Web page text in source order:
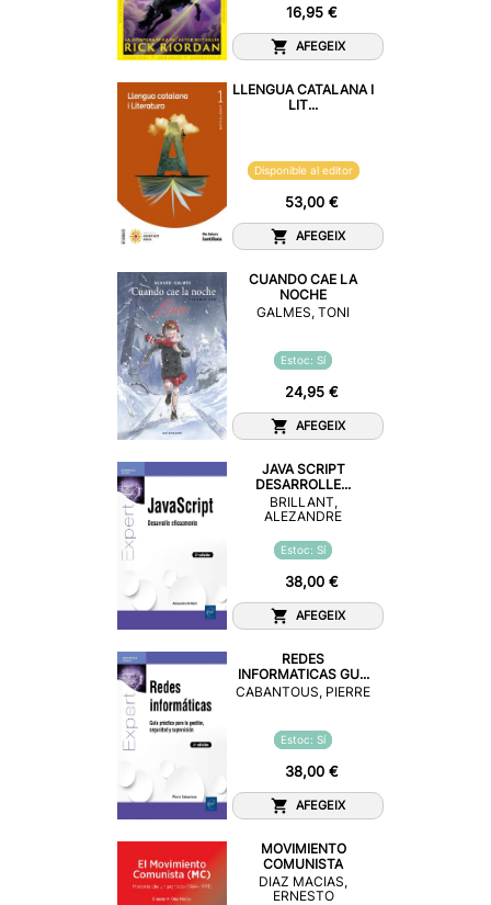
16,95 €
AFEGEIX
LLENGUA CATALANA I
LIT...
Disponible al editor
53,00 €
AFEGEIX
CUANDO CAE LA
NOCHE
GALMES, TONI
Estoc: Sí
24,95 €
AFEGEIX
JAVA SCRIPT
DESARROLLE...
BRILLANT,
ALEZANDRE
Estoc: Sí
38,00 €
AFEGEIX
REDES
INFORMATICAS GU...
CABANTOUS, PIERRE
Estoc: Sí
38,00 €
AFEGEIX
MOVIMIENTO
COMUNISTA
DIAZ MACIAS,
ERNESTO